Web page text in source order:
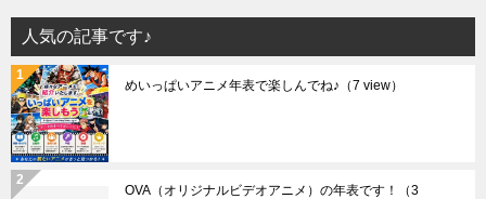
人気の記事です♪
めいっぱいアニメ年表で楽しんでね♪ （7 view）
OVA（オリジナルビデオアニメ）の年表です！
（3